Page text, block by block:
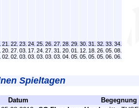
21. 22. 23. 24. 25. 26. 27. 28. 29. 30. 31. 32. 33. 34.
20.
02.
27.
02.
03.
03.
17.
03.
24.
03.
27.
03.
31.
03.
20.
04.
01.
05.
12.
05.
18.
05.
26.
05.
05.
06.
08.
06.
Spieltagen
Datum Begegnung